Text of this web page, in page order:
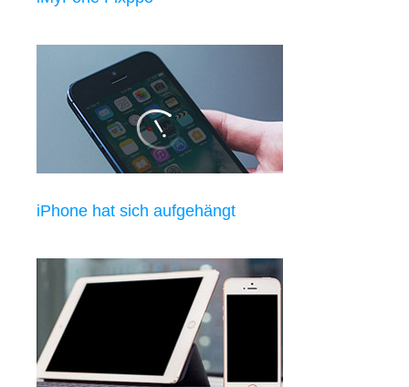
iPhone hat sich aufgehängt